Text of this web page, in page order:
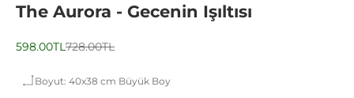
The Aurora - Gecenin Işıltısı
İndirimli fiyat
598.00TLNormal fiyat
728.00TL
Boyut: 40x38 cm Büyük Boy